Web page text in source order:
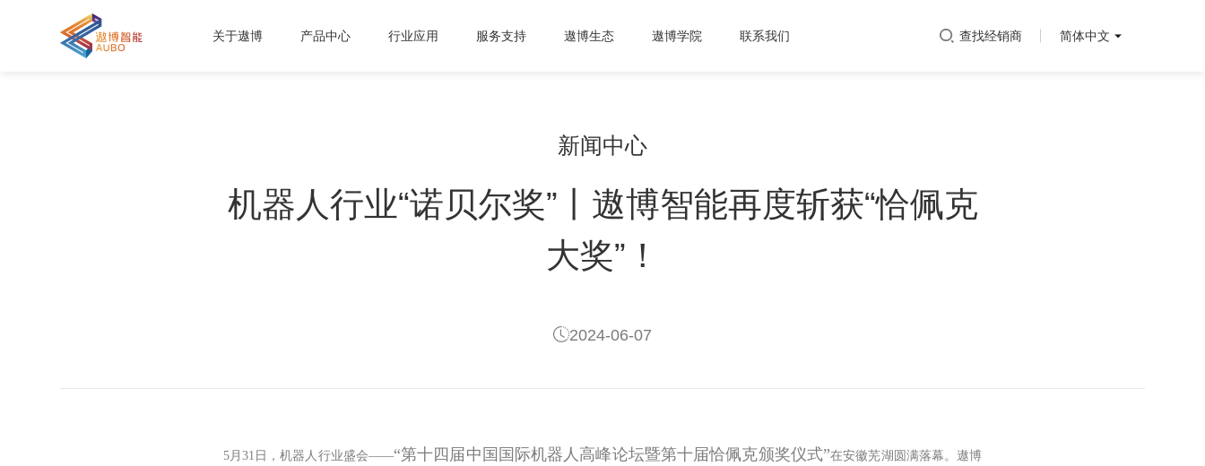
关于遨博 产品中心 行业应用 服务支持 遨博生态 遨博学院 联系我们 查找经销商 简体中文
新闻中心
机器人行业“诺贝尔奖”丨遨博智能再度斩获“恰佩克
大奖”！
2024-06-07
5月 31 日，机器人行业盛会——“第十四届中国国际机器人高峰论坛暨第十届恰佩克颁奖仪式”在安徽芜湖圆满落幕。遨博